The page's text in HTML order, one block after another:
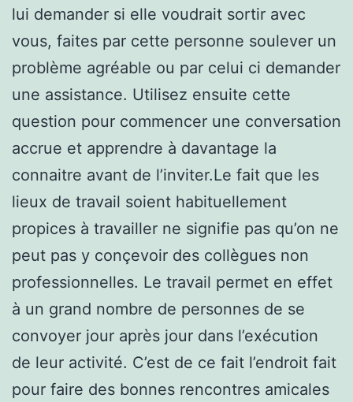
lui demander si elle voudrait sortir avec
vous, faites par cette personne soulever un
problème agréable ou par celui ci demander
une assistance. Utilisez ensuite cette
question pour commencer une conversation
accrue et apprendre à davantage la
connaitre avant de l’inviter.Le fait que les
lieux de travail soient habituellement
propices à travailler ne signifie pas qu’on ne
peut pas y conçevoir des collègues non
professionnelles. Le travail permet en effet
à un grand nombre de personnes de se
convoyer jour après jour dans l’exécution
de leur activité. C’est de ce fait l’endroit fait
pour faire des bonnes rencontres amicales